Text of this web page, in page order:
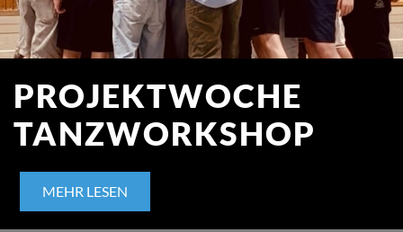
PROJEKTWOCHE
TANZWORKSHOP
MEHR LESEN